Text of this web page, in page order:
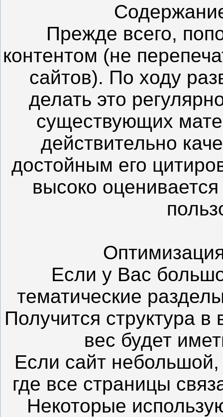
Прежде всего,
контентом (не
сайтов). По ходу
делать это
существующих
действительно
достойным его
высоко
Если у Вас
тематические
Получится структура
вес будет
Если сайт небольшой,
где все страницы
Некоторые